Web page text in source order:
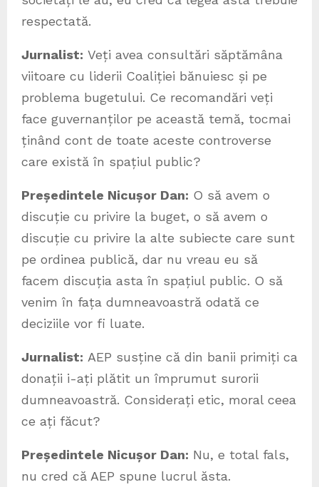
respectată.
Jurnalist: Veți avea consultări săptămâna
viitoare cu liderii Coaliției bănuiesc și pe
problema bugetului. Ce recomandări veți
face guvernanților pe această temă, tocmai
ținând cont de toate aceste controverse
care există în spațiul public?
Președintele Nicușor Dan: O să avem o
discuție cu privire la buget, o să avem o
discuție cu privire la alte subiecte care sunt
pe ordinea publică, dar nu vreau eu să
facem discuția asta în spațiul public. O să
venim în fața dumneavoastră odată ce
deciziile vor fi luate.
Jurnalist: AEP susține că din banii primiți ca
donații i-ați plătit un împrumut surorii
dumneavoastră. Considerați etic, moral ceea
ce ați făcut?
Președintele Nicușor Dan: Nu, e total fals,
nu cred că AEP spune lucrul ăsta.